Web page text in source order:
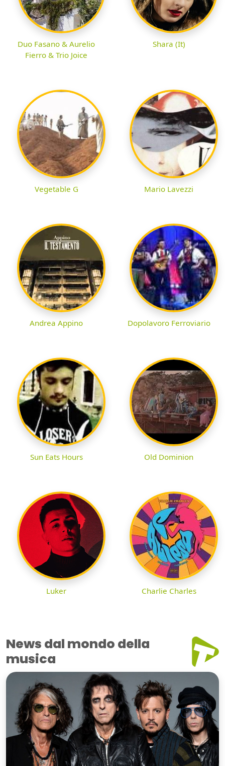
Duo Fasano & Aurelio
Fierro & Trio Joice
Shara (It)
Vegetable G Mario Lavezzi
Andrea Appino Dopolavoro Ferroviario
Sun Eats Hours Old Dominion
Luker Charlie Charles
News dal mondo della
musica